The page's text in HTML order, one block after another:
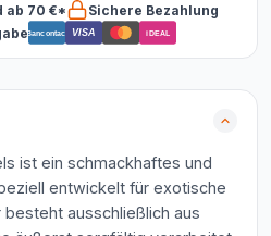
ab 70 €*
Sichere Bezahlung
Bancontact VISA iDEAL
ist ein schmackhaftes und
entwickelt für exotische
ausschließlich aus